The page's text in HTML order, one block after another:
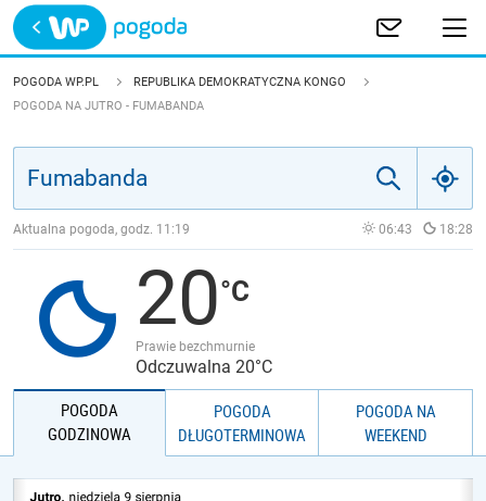
Trwa ładowanie
POLSKA
JAKOŚĆ POWIETRZA
POGODA WP.PL
REPUBLIKA DEMOKRATYCZNA KONGO
POGODA NA JUTRO - FUMABANDA
Aktualna pogoda, godz. 11:19 06:43 18:28
20
Prawie bezchmurnie
Odczuwalna 20°C
POGODA
GODZINOWA
POGODA
DŁUGOTERMINOWA
POGODA NA
WEEKEND